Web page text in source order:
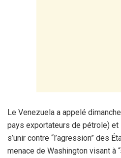
Le Venezuela a appelé
pays exportateurs de pétrole)
s’unir contre “l’agression” des
menace de Washington visant à